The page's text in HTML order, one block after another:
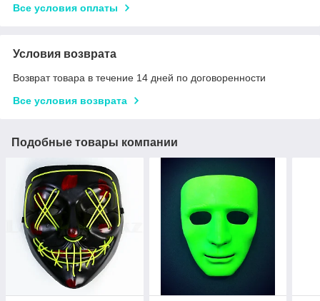
Все условия оплаты
Условия возврата
Возврат товара в течение 14 дней по договоренности
Все условия возврата
Подобные товары компании